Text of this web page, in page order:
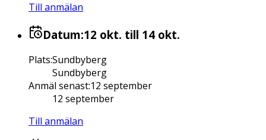
Till anmälan
Datum:12 okt. till 14 okt.
Plats:Sundbyberg
Sundbyberg
Anmäl senast:12 september
12 september
Till anmälan